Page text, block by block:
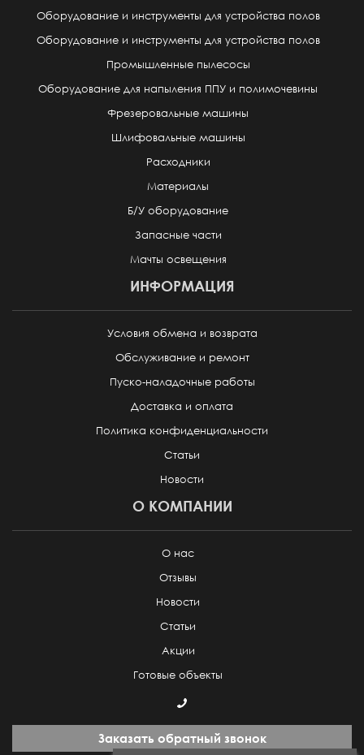
Оборудование и инструменты для устройства полов
Оборудование и инструменты для устройства полов
Промышленные пылесосы
Оборудование для напыления ППУ и полимочевины
Фрезеровальные машины
Шлифовальные машины
Расходники
Материалы
Б/У оборудование
Запасные части
Мачты освещения
ИНФОРМАЦИЯ
Условия обмена и возврата
Обслуживание и ремонт
Пуско-наладочные работы
Доставка и оплата
Политика конфиденциальности
Статьи
Новости
О КОМПАНИИ
О нас
Отзывы
Новости
Статьи
Акции
Готовые объекты
Заказать обратный звонок